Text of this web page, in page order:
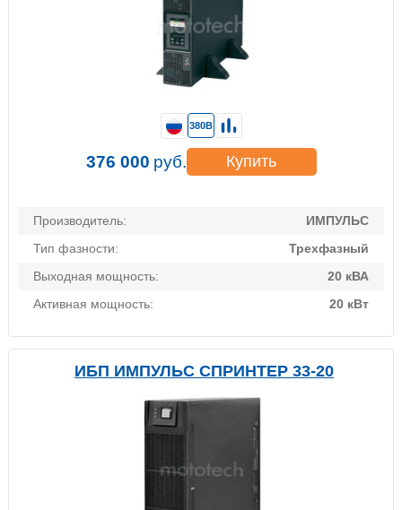
Производитель:
ИМПУЛЬС
Тип фазности:
Трехфазный
Выходная мощность:
20 кВА
Активная мощность:
20 кВт
380В
376 000 руб. Купить
ИБП ИМПУЛЬС СПРИНТЕР 33-20